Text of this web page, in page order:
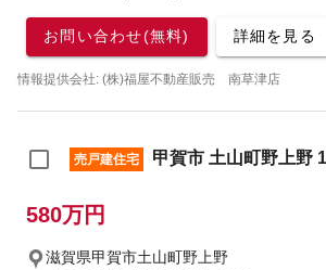
お問い合わせ(無料) 詳細を見る
情報提供会社: (株)福屋不動産販売 南草津店
売戸建住宅 甲賀市 土山町野上野
580万円
滋賀県甲賀市土山町野上野